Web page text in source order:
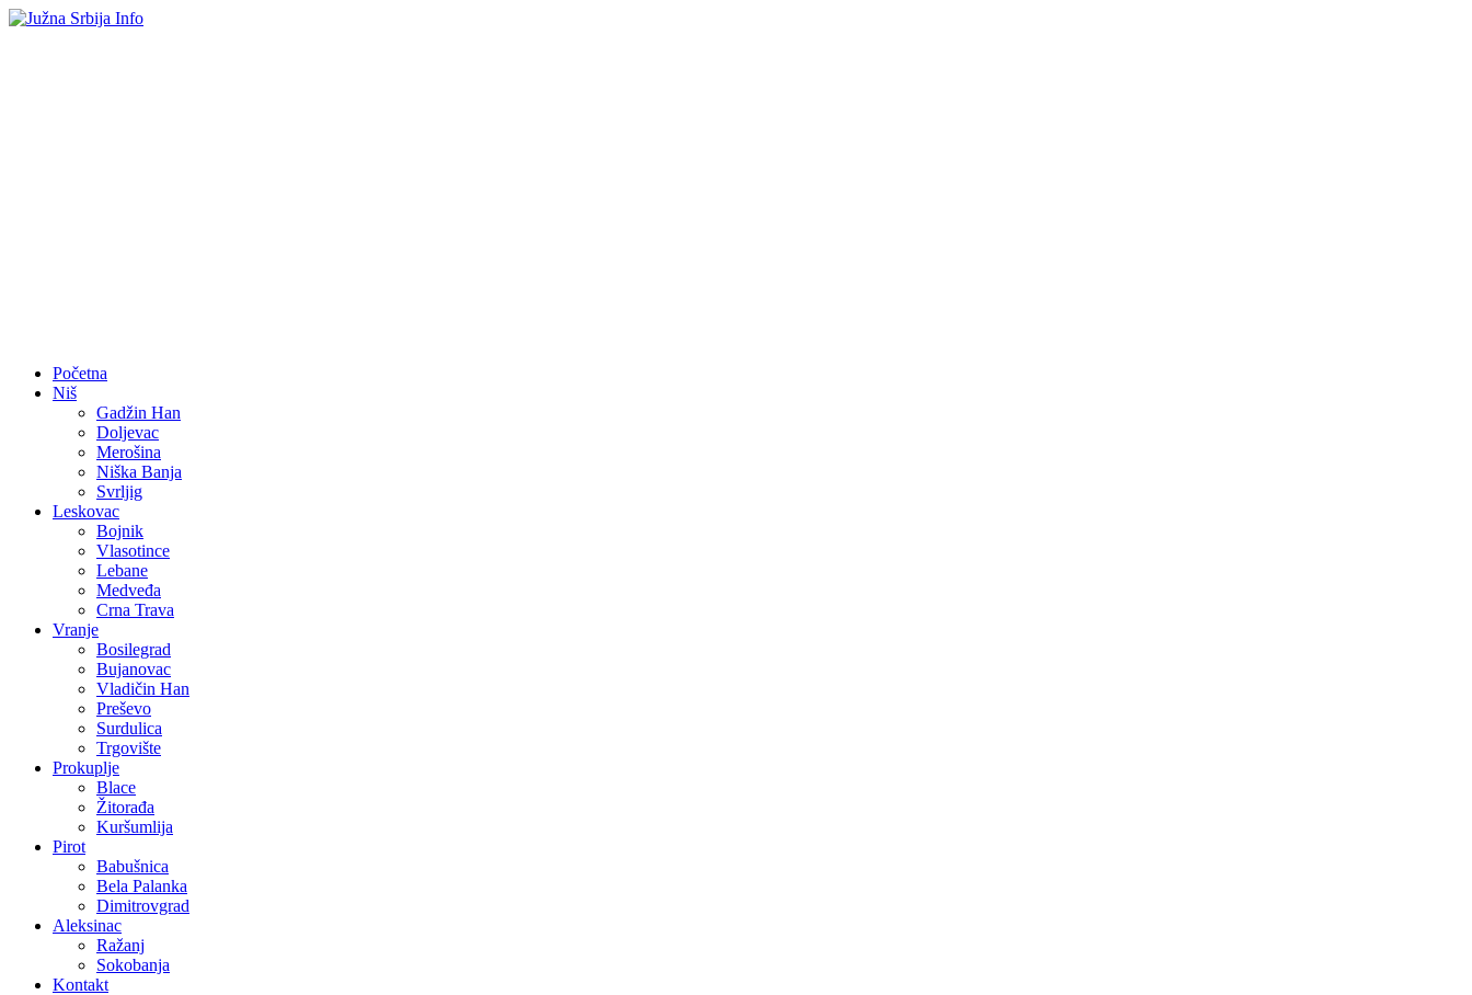
Početna
Niš
Gadžin Han
Doljevac
Merošina
Niška Banja
Svrljig
Leskovac
Bojnik
Vlasotince
Lebane
Medveđa
Crna Trava
Vranje
Bosilegrad
Bujanovac
Vladičin Han
Preševo
Surdulica
Trgovište
Prokuplje
Blace
Žitorađa
Kuršumlija
Pirot
Babušnica
Bela Palanka
Dimitrovgrad
Aleksinac
Ražanj
Sokobanja
Kontakt